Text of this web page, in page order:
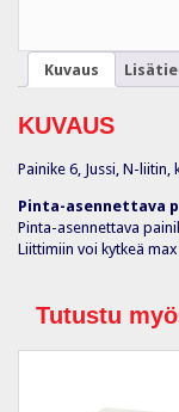
Kuvaus
KUVAUS
Painike 6, Jussi, N-liitin,
Pinta-asennettava
Pinta-asennettava
Liittimiin voi kytkeä
Tutustu